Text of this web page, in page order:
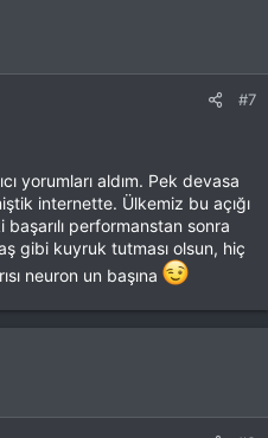
#7
yorumları aldım. Pek devasa
internette. Ülkemiz bu açığı
performanstan sonra
gibi kuyruk tutması olsun, hiç
neuron un başına